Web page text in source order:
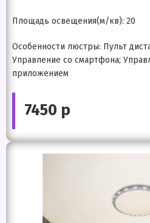
Площадь освещения(м/кв): 20
Особенности люстры: Пульт
Управление со смартфона;
приложением
7450 р